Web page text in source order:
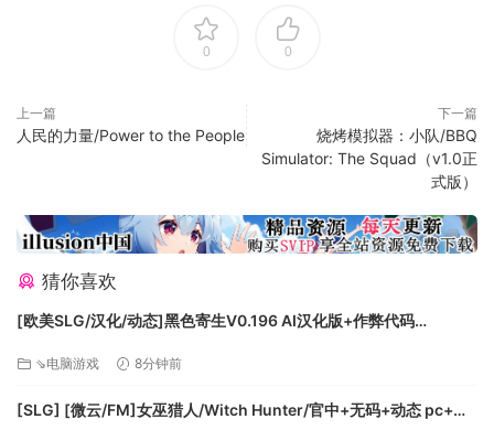
如，两层以上的建筑会出现在人口稠密的地区，并提供基本的
地的市场需要靠近农场。大学附近应该有一些高中，这反过来
又需要附近有其他的学校。
在设计城市时，您有多种可行的选择。所有的建筑都是独特且
平等的，每个决定都会有其优点和缺点。中产阶级房屋消耗更
活质量。另一方面，提高工业生产力会产生更多资源，但会降
0 0
上一篇
人民的力量/Power to the People
下一篇
烧烤模拟器：小队/BBQ
Simulator: The Squad（v1.0正
式版）
猜你喜欢
[欧美SLG/汉化/动态]黑色寄生V0.196 AI汉化版+作弊代码
⇘电脑游戏 8分钟前
[SLG] [微云/FM]女巫猎人/Witch Hunter/官中+无码+动态 pc+安